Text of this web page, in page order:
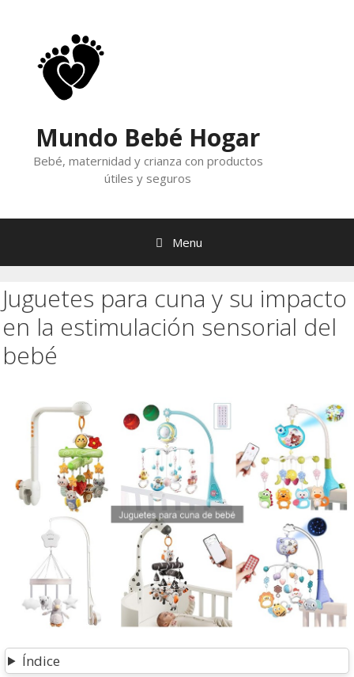
Mundo Bebé Hogar
Bebé, maternidad y crianza con productos
útiles y seguros
Menu
Juguetes para cuna y su impacto
en la estimulación sensorial del
bebé
Índice